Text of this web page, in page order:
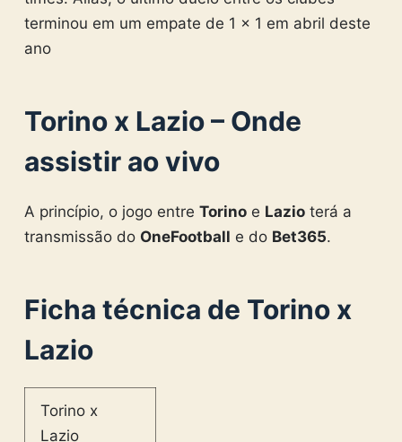
terminou em um empate de 1 x 1 em abril deste
ano
Torino x Lazio – Onde
assistir ao vivo
A princípio, o jogo entre Torinoe Lazioterá a
transmissão do OneFootball e do Bet365.
Ficha técnica de Torino x
Lazio
Torino x
Lazio